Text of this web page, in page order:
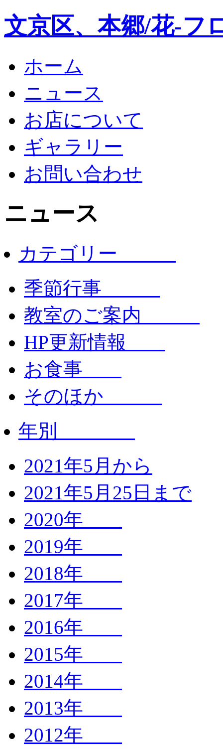
文京区、本郷/花-フ
ホーム
ニュース
お店について
ギャラリー
お問い合わせ
ニュース
カテゴリー
季節行事
教室のご案内
HP更新情報
お食事
そのほか
年別
2021年5月から
2021年5月25日まで
2020年
2019年
2018年
2017年
2016年
2015年
2014年
2013年
2012年